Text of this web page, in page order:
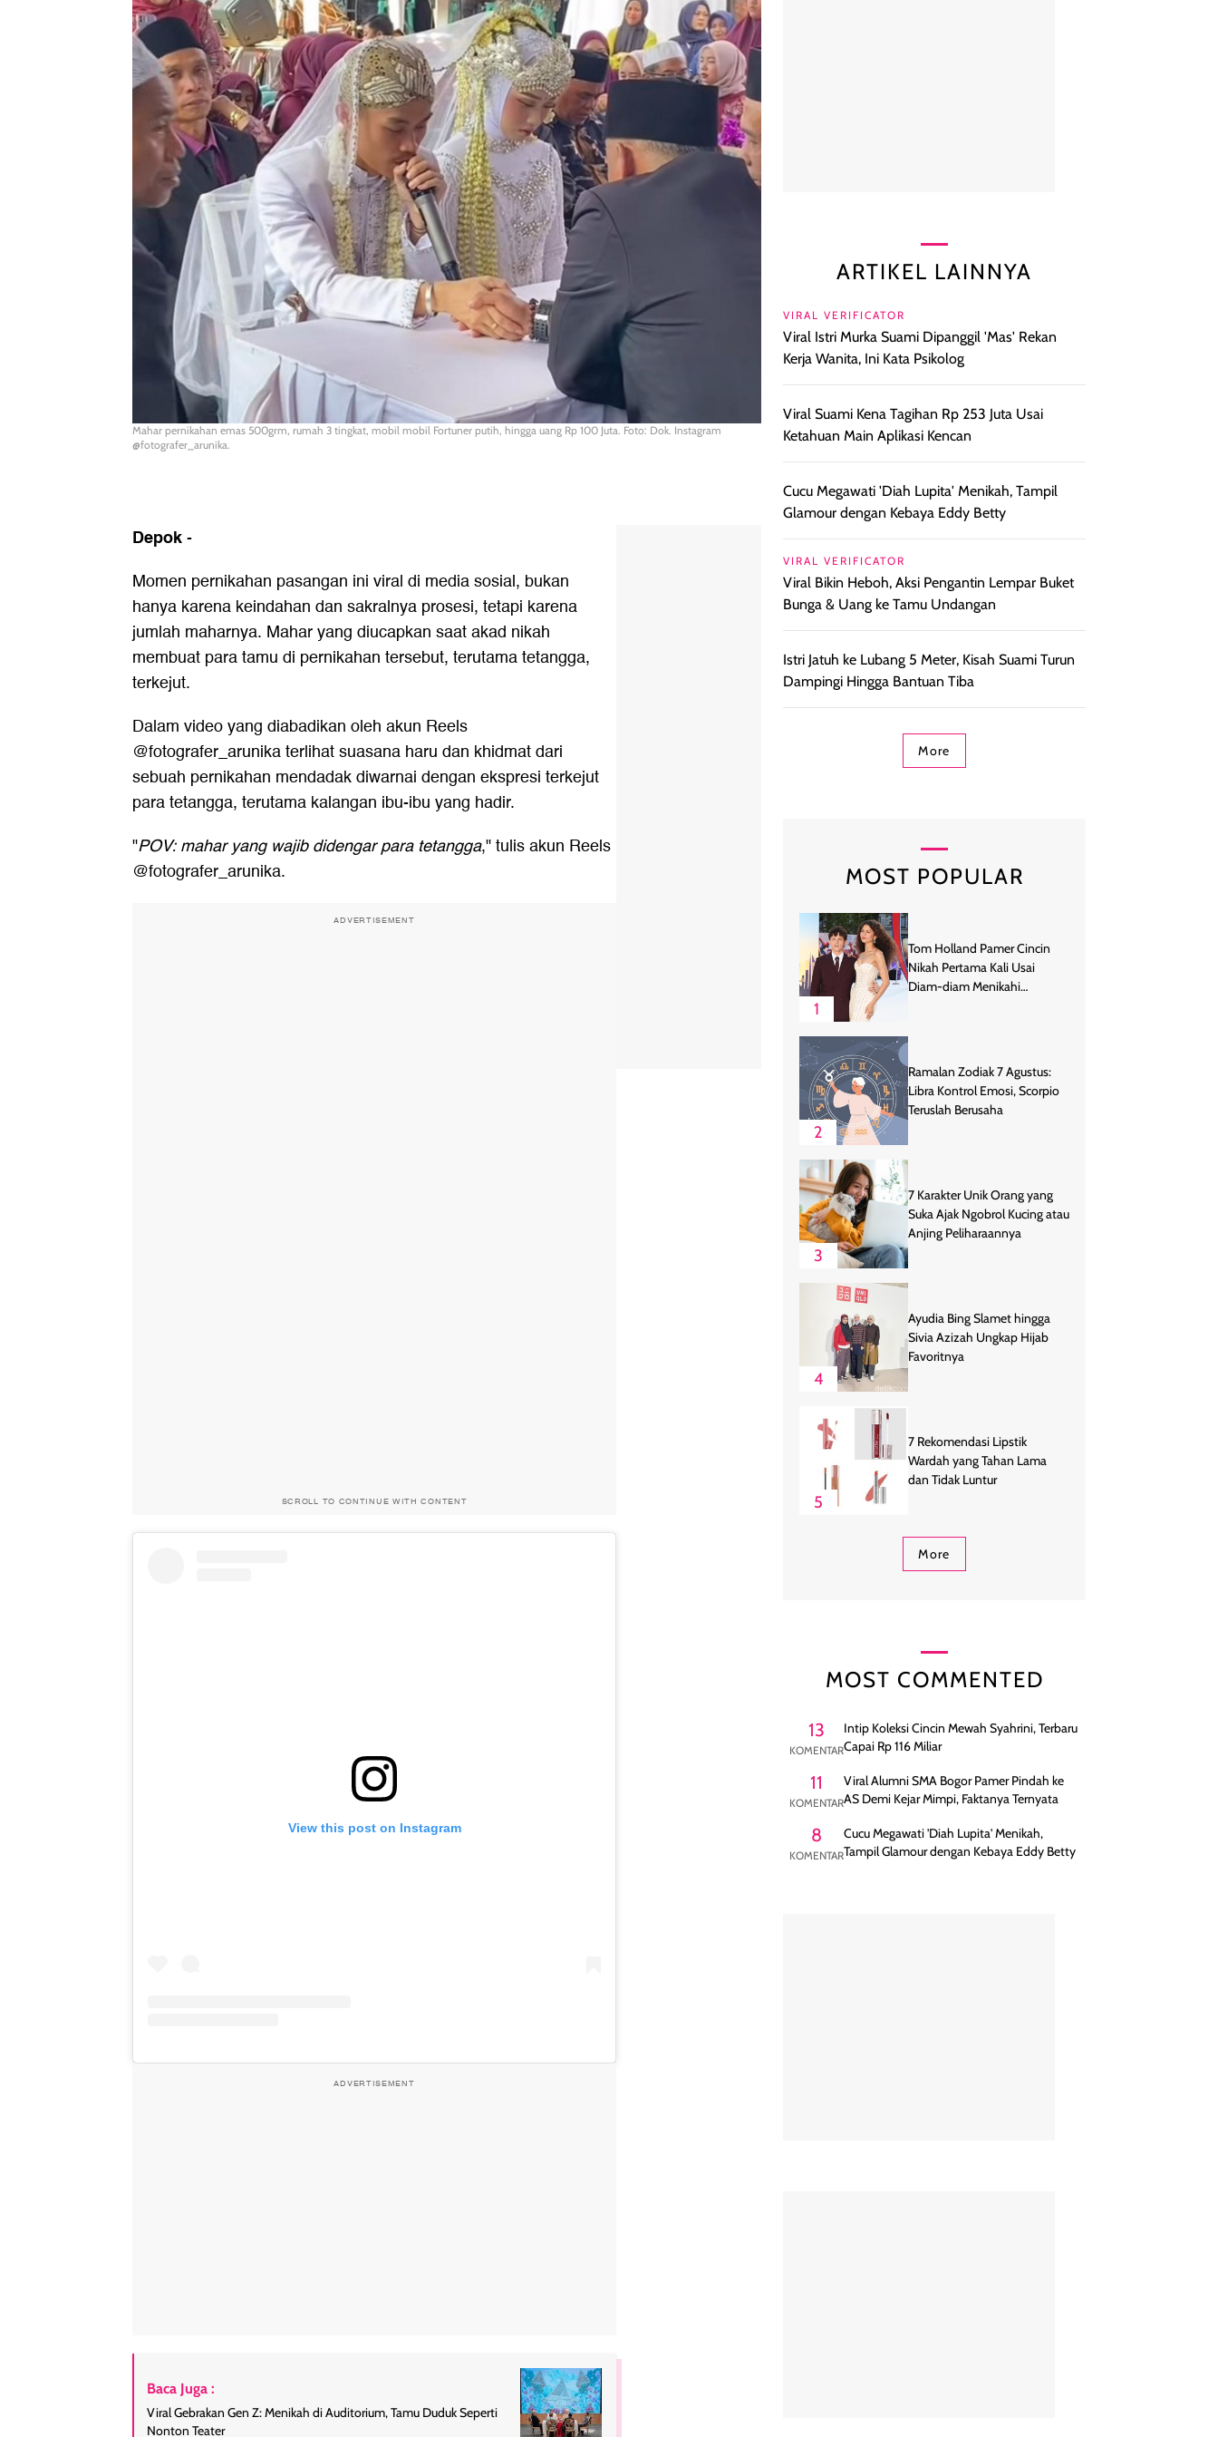
Mahar pernikahan emas 500grm, rumah 3 tingkat, mobil mobil Fortuner putih, hingga uang Rp 100 Juta. Foto: Dok. Instagram
@fotografer_arunika.
Depok-
Momen pernikahan pasangan ini viral di media sosial, bukan
hanya karena keindahan dan sakralnya prosesi, tetapi karena
jumlah maharnya. Mahar yang diucapkan saat akad nikah
membuat para tamu di pernikahan tersebut, terutama tetangga,
terkejut.
Dalam video yang diabadikan oleh akun Reels
@fotografer_arunika terlihat suasana haru dan khidmat dari
sebuah pernikahan mendadak diwarnai dengan ekspresi terkejut
para tetangga, terutama kalangan ibu-ibu yang hadir.
"POV: mahar yang wajib didengar para tetangga," tulis akun Reels
@fotografer_arunika.
ADVERTISEMENT
SCROLL TO CONTINUE WITH CONTENT
View this post on Instagram
ADVERTISEMENT
Baca Juga :
Viral Gebrakan Gen Z: Menikah di Auditorium, Tamu Duduk Seperti
Nonton Teater
ARTIKEL LAINNYA
VIRAL VERIFICATOR
Viral Istri Murka Suami Dipanggil 'Mas' Rekan
Kerja Wanita, Ini Kata Psikolog
Viral Suami Kena Tagihan Rp 253 Juta Usai
Ketahuan Main Aplikasi Kencan
Cucu Megawati 'Diah Lupita' Menikah, Tampil
Glamour dengan Kebaya Eddy Betty
VIRAL VERIFICATOR
Viral Bikin Heboh, Aksi Pengantin Lempar Buket
Bunga & Uang ke Tamu Undangan
Istri Jatuh ke Lubang 5 Meter, Kisah Suami Turun
Dampingi Hingga Bantuan Tiba
More
MOST POPULAR
1
Tom Holland Pamer Cincin
Nikah Pertama Kali Usai
Diam-diam Menikahi
2
Ramalan Zodiak 7 Agustus:
Libra Kontrol Emosi, Scorpio
Teruslah Berusaha
3
7 Karakter Unik Orang yang
Suka Ajak Ngobrol Kucing atau
Anjing Peliharaannya
4
Ayudia Bing Slamet hingga
Sivia Azizah Ungkap Hijab
Favoritnya
5
7 Rekomendasi Lipstik
Wardah yang Tahan Lama
dan Tidak Luntur
More
MOST COMMENTED
13
KOMENTAR
Intip Koleksi Cincin Mewah Syahrini, Terbaru
Capai Rp 116 Miliar
11
KOMENTAR
Viral Alumni SMA Bogor Pamer Pindah ke
AS Demi Kejar Mimpi, Faktanya Ternyata
8
KOMENTAR
Cucu Megawati 'Diah Lupita' Menikah,
Tampil Glamour dengan Kebaya Eddy Betty